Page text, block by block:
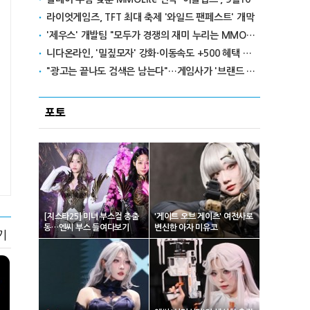
라이엇게임즈, TFT 최대 축제 '와일드 팬페스트' 개막
'제우스' 개발팀 "모두가 경쟁의 재미 누리는 MMORPG로 만들 것"
니다온라인, '밀짚모자' 강화·이동속도 +500 혜택 이벤트 진행
"광고는 끝나도 검색은 남는다"…게임사가 '브랜드 검색량'을 챙기는 이유
포토
[지스타25] 미녀 부스걸 총출
동…엔씨 부스 들여다보기
'게이트 오브 게이츠' 여전사로
변신한 아자 미유코